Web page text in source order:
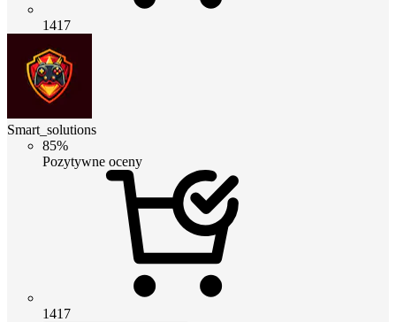
1417
Smart_solutions
85%
Pozytywne oceny
1417